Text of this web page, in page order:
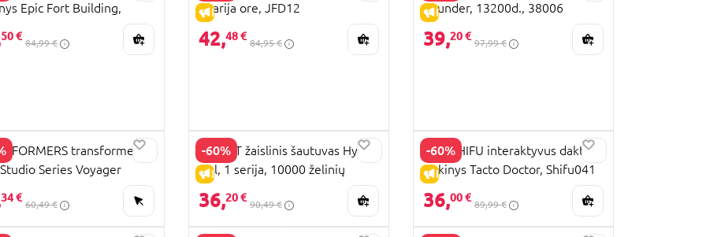
Epic Fort Building,
50 €
84,99 €
IŠPARDAVIMAS
Avarija ore, JFD12
42,48 €
84,95 €
IŠPARDAVIMAS
Thunder, 13200d., 38006
39,20 €
97,99 €
transformeris
Series Voyager
E0702EU6
34 €
60,49 €
-60%
IŠPARDAVIMAS
X-SHOT žaislinis šautuvas Hyper
Gel, 1 serija, 10000 želinių
rutuliukų, asort., 36621
36,20 €
90,49 €
-60%
IŠPARDAVIMAS
PLAYSHIFU interaktyvus daktaro
rinkinys Tacto Doctor, Shifu041
36,00 €
89,99 €